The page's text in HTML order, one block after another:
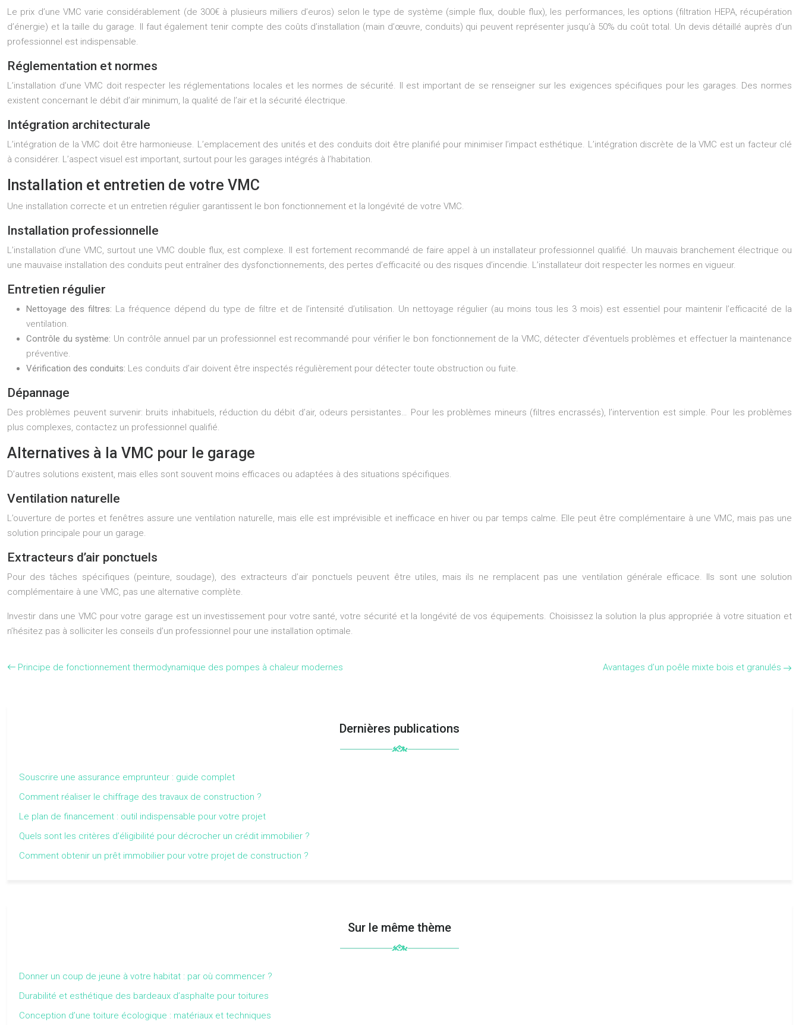
Le prix d’une VMC varie considérablement (de 300€ à plusieurs milliers d’euros) selon le type de système (simple flux, double flux), les performances, les options (filtration HEPA, récupération
d’énergie) et la taille du garage. Il faut également tenir compte des coûts d’installation (main d’œuvre, conduits) qui peuvent représenter jusqu’à 50% du coût total. Un devis détaillé auprès d’un
professionnel est indispensable.
Réglementation et normes
L’installation d’une VMC doit respecter les réglementations locales et les normes de sécurité. Il est important de se renseigner sur les exigences spécifiques pour les garages. Des normes
existent concernant le débit d’air minimum, la qualité de l’air et la sécurité électrique.
Intégration architecturale
L’intégration de la VMC doit être harmonieuse. L’emplacement des unités et des conduits doit être planifié pour minimiser l’impact esthétique. L’intégration discrète de la VMC est un facteur clé
à considérer. L’aspect visuel est important, surtout pour les garages intégrés à l’habitation.
Installation et entretien de votre VMC
Une installation correcte et un entretien régulier garantissent le bon fonctionnement et la longévité de votre VMC.
Installation professionnelle
L’installation d’une VMC, surtout une VMC double flux, est complexe. Il est fortement recommandé de faire appel à un installateur professionnel qualifié. Un mauvais branchement électrique ou
une mauvaise installation des conduits peut entraîner des dysfonctionnements, des pertes d’efficacité ou des risques d’incendie. L’installateur doit respecter les normes en vigueur.
Entretien régulier
Nettoyage des filtres: La fréquence dépend du type de filtre et de l’intensité d’utilisation. Un nettoyage régulier (au moins tous les 3 mois) est essentiel pour maintenir l’efficacité de la
ventilation.
Contrôle du système: Un contrôle annuel par un professionnel est recommandé pour vérifier le bon fonctionnement de la VMC, détecter d’éventuels problèmes et effectuer la maintenance
préventive.
Vérification des conduits: Les conduits d’air doivent être inspectés régulièrement pour détecter toute obstruction ou fuite.
Dépannage
Des problèmes peuvent survenir: bruits inhabituels, réduction du débit d’air, odeurs persistantes… Pour les problèmes mineurs (filtres encrassés), l’intervention est simple. Pour les problèmes
plus complexes, contactez un professionnel qualifié.
Alternatives à la VMC pour le garage
D’autres solutions existent, mais elles sont souvent moins efficaces ou adaptées à des situations spécifiques.
Ventilation naturelle
L’ouverture de portes et fenêtres assure une ventilation naturelle, mais elle est imprévisible et inefficace en hiver ou par temps calme. Elle peut être complémentaire à une VMC, mais pas une
solution principale pour un garage.
Extracteurs d’air ponctuels
Pour des tâches spécifiques (peinture, soudage), des extracteurs d’air ponctuels peuvent être utiles, mais ils ne remplacent pas une ventilation générale efficace. Ils sont une solution
complémentaire à une VMC, pas une alternative complète.
Investir dans une VMC pour votre garage est un investissement pour votre santé, votre sécurité et la longévité de vos équipements. Choisissez la solution la plus appropriée à votre situation et
n’hésitez pas à solliciter les conseils d’un professionnel pour une installation optimale.
Principe de fonctionnement thermodynamique des pompes à chaleur modernes Avantages d’un poêle mixte bois et granulés
Dernières publications
Souscrire une assurance emprunteur : guide complet
Comment réaliser le chiffrage des travaux de construction ?
Le plan de financement : outil indispensable pour votre projet
Quels sont les critères d’éligibilité pour décrocher un crédit immobilier ?
Comment obtenir un prêt immobilier pour votre projet de construction ?
Sur le même thème
Donner un coup de jeune à votre habitat : par où commencer ?
Durabilité et esthétique des bardeaux d’asphalte pour toitures
Conception d’une toiture écologique : matériaux et techniques